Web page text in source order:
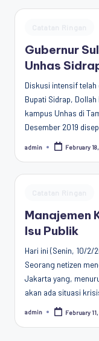
Gubernur
Unhas
Diskusi intensif telah
Bupati Sidrap,
kampus Unhas di
Desember 2019
Posted
admin February
Manajemen
Isu Publik
Hari ini (Senin, 10/2/
Seorang netizen
Jakarta yang,
akan ada situasi
Posted
admin February